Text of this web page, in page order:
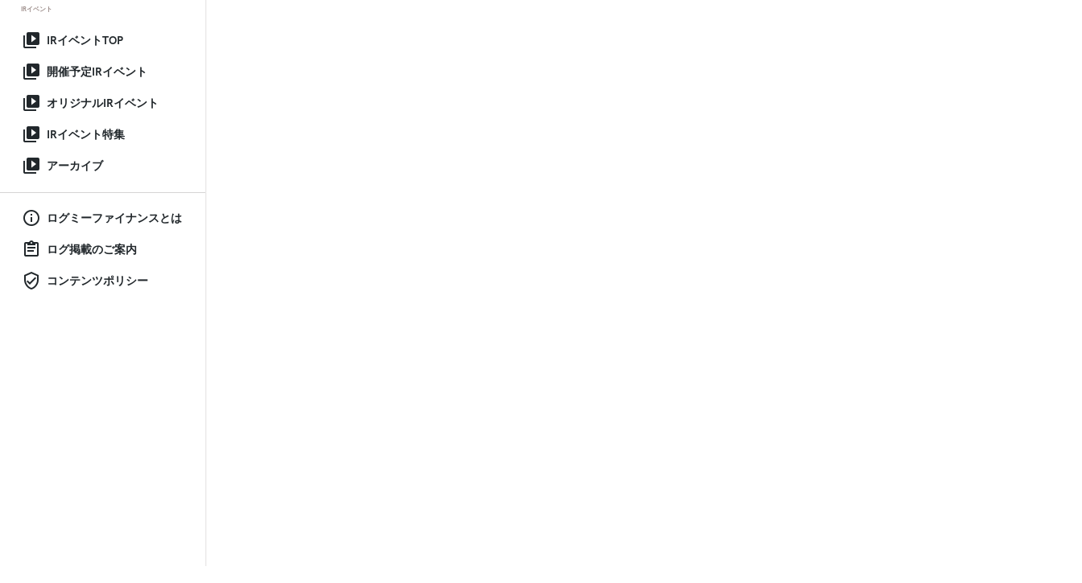
IRイベント
IRイベントTOP
開催予定IRイベント
オリジナルIRイベント
IRイベント特集
アーカイブ
ログミーファイナンスとは
ログ掲載のご案内
コンテンツポリシー